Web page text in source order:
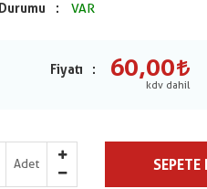
VAR
Fiyatı 60,00
Adet SEPETE